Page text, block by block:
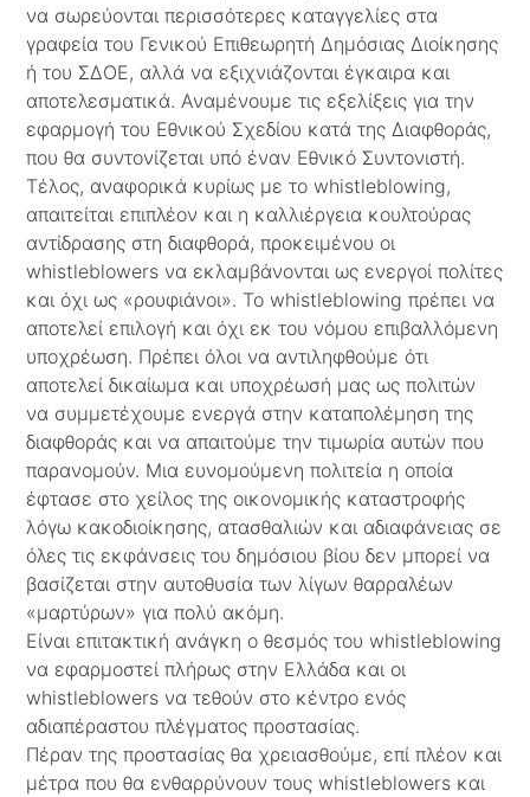
να σωρεύονται περισσότερες καταγγελίες στα
γραφεία του Γενικού Επιθεωρητή Δημόσιας Διοίκησης
ή του ΣΔΟΕ, αλλά να εξιχνιάζονται έγκαιρα και
αποτελεσματικά. Αναμένουμε τις εξελίξεις για την
εφαρμογή του Εθνικού Σχεδίου κατά της Διαφθοράς,
που θα συντονίζεται υπό έναν Εθνικό Συντονιστή.
Τέλος, αναφορικά κυρίως με το whistleblowing,
απαιτείται επιπλέον και η καλλιέργεια κουλτούρας
αντίδρασης στη διαφθορά, προκειμένου οι
whistleblowers να εκλαμβάνονται ως ενεργοί πολίτες
και όχι ως «ρουφιάνοι». Το whistleblowing πρέπει να
αποτελεί επιλογή και όχι εκ του νόμου επιβαλλόμενη
υποχρέωση. Πρέπει όλοι να αντιληφθούμε ότι
αποτελεί δικαίωμα και υποχρέωσή μας ως πολιτών
να συμμετέχουμε ενεργά στην καταπολέμηση της
διαφθοράς και να απαιτούμε την τιμωρία αυτών που
παρανομούν. Μια ευνομούμενη πολιτεία η οποία
έφτασε στο χείλος της οικονομικής καταστροφής
λόγω κακοδιοίκησης, ατασθαλιών και αδιαφάνειας σε
όλες τις εκφάνσεις του δημόσιου βίου δεν μπορεί να
βασίζεται στην αυτοθυσία των λίγων θαρραλέων
«μαρτύρων» για πολύ ακόμη.
Είναι επιτακτική ανάγκη ο θεσμός του whistleblowing
να εφαρμοστεί πλήρως στην Ελλάδα και οι
whistleblowers να τεθούν στο κέντρο ενός
αδιαπέραστου πλέγματος προστασίας.
Πέραν της προστασίας θα χρειασθούμε, επί πλέον και
μέτρα που θα ενθαρρύνουν τους whistleblowers και